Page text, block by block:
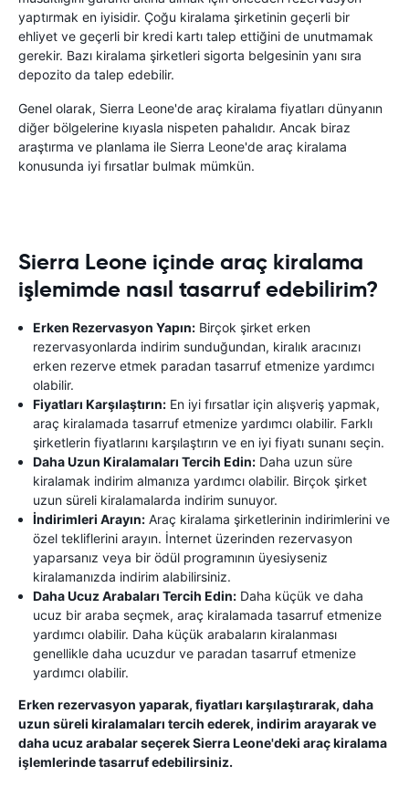
yaptırmak en iyisidir. Çoğu kiralama şirketinin geçerli bir
ehliyet ve geçerli bir kredi kartı talep ettiğini de unutmamak
gerekir. Bazı kiralama şirketleri sigorta belgesinin yanı sıra
depozito da talep edebilir.
Genel olarak, Sierra Leone'de araç kiralama fiyatları dünyanın
diğer bölgelerine kıyasla nispeten pahalıdır. Ancak biraz
araştırma ve planlama ile Sierra Leone'de araç kiralama
konusunda iyi fırsatlar bulmak mümkün.
Sierra Leone içinde araç kiralama
işlemimde nasıl tasarruf edebilirim?
Erken Rezervasyon Yapın: Birçok şirket erken
rezervasyonlarda indirim sunduğundan, kiralık aracınızı
erken rezerve etmek paradan tasarruf etmenize yardımcı
olabilir.
Fiyatları Karşılaştırın: En iyi fırsatlar için alışveriş yapmak,
araç kiralamada tasarruf etmenize yardımcı olabilir. Farklı
şirketlerin fiyatlarını karşılaştırın ve en iyi fiyatı sunanı seçin.
Daha Uzun Kiralamaları Tercih Edin: Daha uzun süre
kiralamak indirim almanıza yardımcı olabilir. Birçok şirket
uzun süreli kiralamalarda indirim sunuyor.
İndirimleri Arayın: Araç kiralama şirketlerinin indirimlerini ve
özel tekliflerini arayın. İnternet üzerinden rezervasyon
yaparsanız veya bir ödül programının üyesiyseniz
kiralamanızda indirim alabilirsiniz.
Daha Ucuz Arabaları Tercih Edin: Daha küçük ve daha
ucuz bir araba seçmek, araç kiralamada tasarruf etmenize
yardımcı olabilir. Daha küçük arabaların kiralanması
genellikle daha ucuzdur ve paradan tasarruf etmenize
yardımcı olabilir.
Erken rezervasyon yaparak, fiyatları karşılaştırarak, daha
uzun süreli kiralamaları tercih ederek, indirim arayarak ve
daha ucuz arabalar seçerek Sierra Leone'deki araç kiralama
işlemlerinde tasarruf edebilirsiniz.